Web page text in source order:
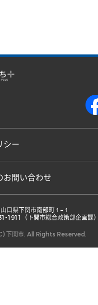
シー
お問い合わせ
1911（下関市総合政策部企画課）
下関市. All Rights Reserved.